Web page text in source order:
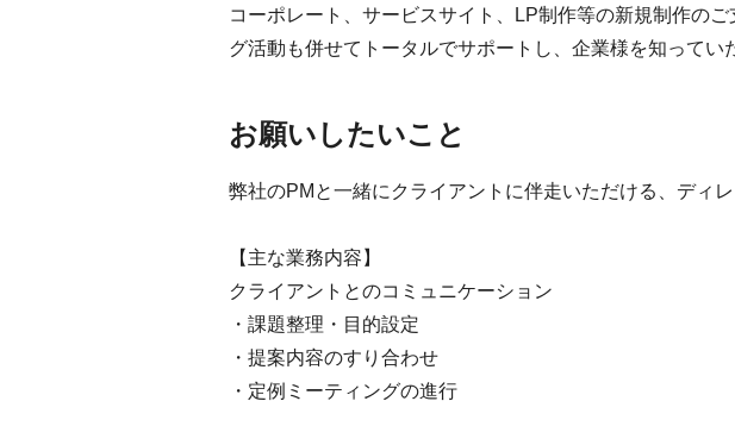
コーポレート、サービスサイト、LP制作等の新規制作の
グ活動も併せてトータルでサポートし、企業様を知ってい
お願いしたいこと
弊社のPMと一緒にクライアントに伴走いただける、ディレ
【主な業務内容】
クライアントとのコミュニケーション
・課題整理・目的設定
・提案内容のすり合わせ
・定例ミーティングの進行